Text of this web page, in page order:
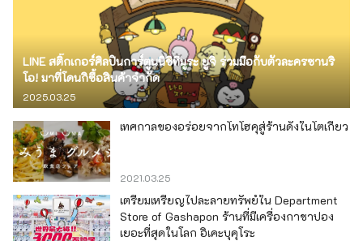
LINE สติ๊กเกอร์ศิลปินการ์ตูนนิชิทีมูระ ยูจิ ร่วมมือกับตัวละครซานริ
โอ! มาที่โดนกิซื้อสินค้าจำกัด
2025.03.25
เทศกาลของอร่อยจากโทโฮคุสู่ร้านดังในโตเกียว
2021.03.25
เตรียมเหรียญไปละลายทรัพย์ใน Department
Store of Gashapon ร้านที่มีเครื่องกาชาปอง
เยอะที่สุดในโลก อิเคะบุคุโระ